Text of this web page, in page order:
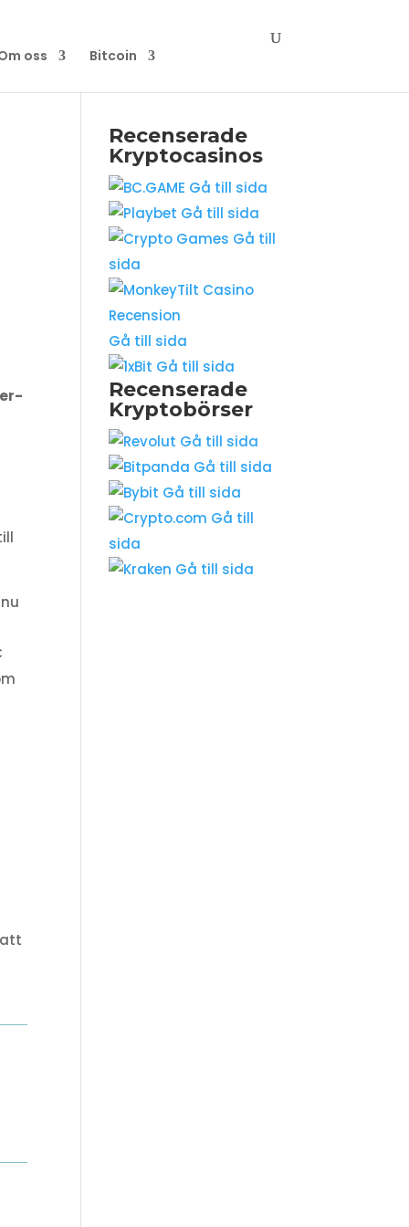
oss Bitcoin
Recenserade
Kryptocasinos
Gå till sida
Gå till sida
Gå till
sida
Gå till sida
Gå till sida
Recenserade
Kryptobörser
Gå till sida
Gå till sida
Gå till sida
Gå till
sida
Gå till sida